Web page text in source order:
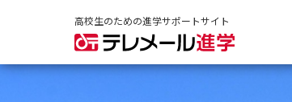
高校生のための進学サポートサイト